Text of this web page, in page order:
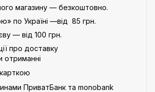
магазину — безкоштовно.
по Україні —від 85 грн.
— від 100 грн.
про доставку
отриманні
ПриватБанк та monobank